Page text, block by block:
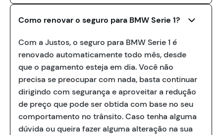
Como renovar o seguro para BMW Serie 1?
Com a Justos, o seguro para BMW Serie 1 é
renovado automaticamente todo mês, desde
que o pagamento esteja em dia. Você não
precisa se preocupar com nada, basta continuar
dirigindo com segurança e aproveitar a redução
de preço que pode ser obtida com base no seu
comportamento no trânsito. Caso tenha alguma
dúvida ou queira fazer alguma alteração na sua